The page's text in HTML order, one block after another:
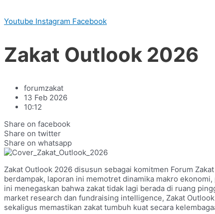
Youtube Instagram Facebook
Zakat Outlook 2026
forumzakat
13 Feb 2026
10:12
Share on facebook
Share on twitter
Share on whatsapp
Zakat Outlook 2026 disusun sebagai komitmen Forum
berdampak, laporan ini memotret dinamika makro
ini menegaskan bahwa zakat tidak lagi berada di ruang
market research dan fundraising intelligence, Zakat
sekaligus memastikan zakat tumbuh kuat secara